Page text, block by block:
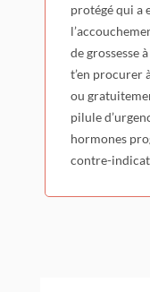
protégé qui a
de grossesse
t’en procurer
ou
pilule
hormones
contre-